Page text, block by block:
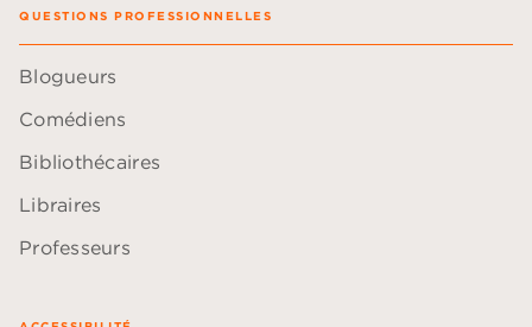
QUESTIONS PROFESSIONNELLES
Blogueurs
Comédiens
Bibliothécaires
Libraires
Professeurs